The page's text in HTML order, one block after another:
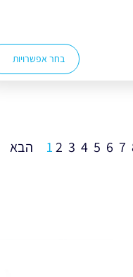
בחר אפשרויות
12 3 4 5 6 7